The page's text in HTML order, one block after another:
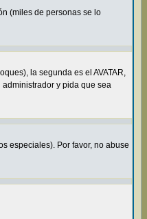
(miles de personas se lo
la segunda es el AVATAR,
y pida que sea
especiales). Por favor, no abuse